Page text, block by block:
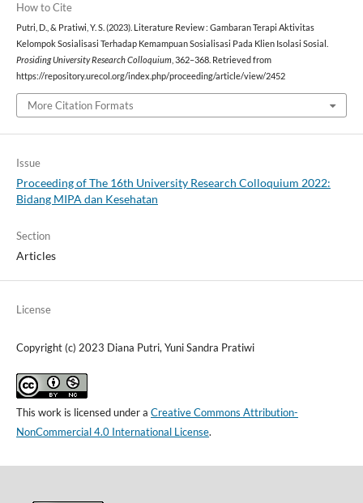
How to Cite
Putri, D., & Pratiwi, Y. S. (2023). Literature Review : Gambaran Terapi Aktivitas
Kelompok Sosialisasi Terhadap Kemampuan Sosialisasi Pada Klien Isolasi Sosial.
Prosiding University Research Colloquium , 362–368. Retrieved from
https://repository.urecol.org/index.php/proceeding/article/view/2452
More Citation Formats
Issue
Proceeding of The 16th University Research Colloquium 2022:
Bidang MIPA dan Kesehatan
Section
Articles
License
Copyright (c) 2023 Diana Putri, Yuni Sandra Pratiwi
This work is licensed under a Creative Commons Attribution-
NonCommercial 4.0 International License.